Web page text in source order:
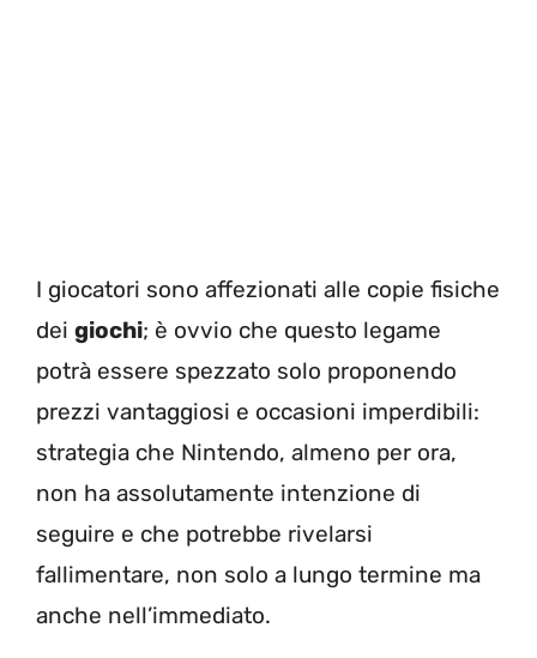
I giocatori sono affezionati alle copie fisiche
dei giochi; è ovvio che questo legame
potrà essere spezzato solo proponendo
prezzi vantaggiosi e occasioni imperdibili:
strategia che Nintendo, almeno per ora,
non ha assolutamente intenzione di
seguire e che potrebbe rivelarsi
fallimentare, non solo a lungo termine ma
anche nell’immediato.